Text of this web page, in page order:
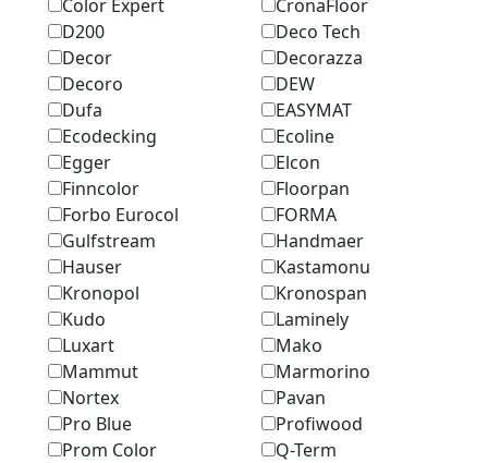
Color Expert
CronaFloor
D200
Deco Tech
Decor
Decorazza
Decoro
DEW
Dufa
EASYMAT
Ecodecking
Ecoline
Egger
Elcon
Finncolor
Floorpan
Forbo Eurocol
FORMA
Gulfstream
Handmaer
Hauser
Kastamonu
Kronopol
Kronospan
Kudo
Laminely
Luxart
Mako
Mammut
Marmоrino
Nortex
Pavan
Pro Blue
Profiwood
Prom Color
Q-Term